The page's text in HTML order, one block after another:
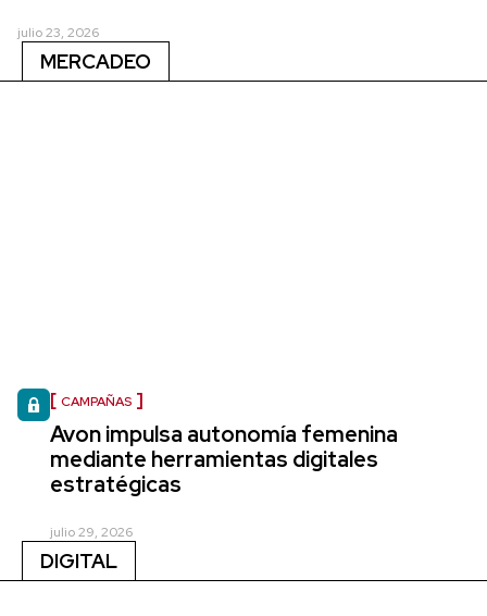
julio 23, 2026
MERCADEO
CAMPAÑAS
Avon impulsa autonomía femenina
mediante herramientas digitales
estratégicas
julio 29, 2026
DIGITAL